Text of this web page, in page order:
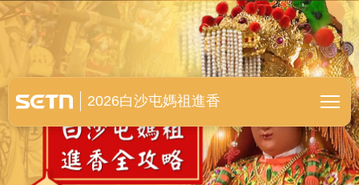
白沙屯媽祖進香全紀錄
2026白沙屯媽祖進香